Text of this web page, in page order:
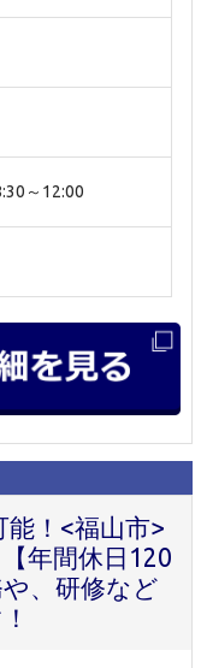
～12:00
能！<福山市>
年間休日120
、研修など